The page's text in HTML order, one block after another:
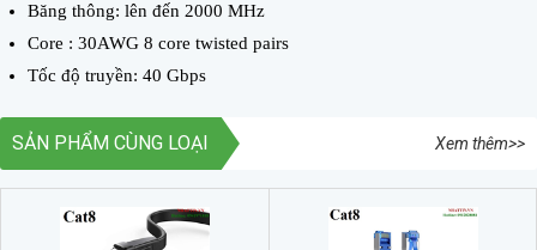
Băng thông: lên đến 2000 MHz
Core : 30AWG 8 core twisted pairs
Tốc độ truyền: 40 Gbps
Xem thêm>>
SẢN PHẨM CÙNG LOẠI